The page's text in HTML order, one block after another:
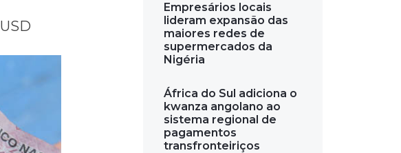
Empresários locais
lideram expansão das
maiores redes de
supermercados da
Nigéria
África do Sul adiciona o
kwanza angolano ao
sistema regional de
pagamentos
transfronteiriços